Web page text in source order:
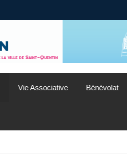
Vie Associative Bénévolat